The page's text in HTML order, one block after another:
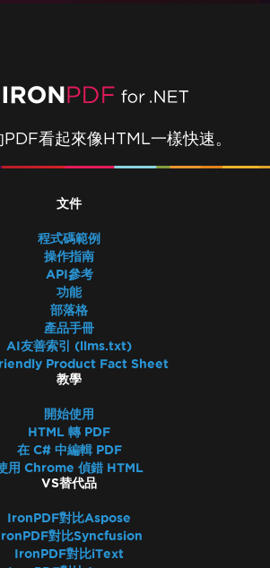
看起來像HTML一樣快速。
文件
程式碼範例
操作指南
API參考
功能
部落格
產品手冊
AI友善索引 (llms.txt)
Product Fact Sheet
教學
開始使用
HTML 轉 PDF
在 C# 中編輯 PDF
用 Chrome 偵錯 HTML
VS替代品
IronPDF對比Aspose
對比Syncfusion
IronPDF對比iText